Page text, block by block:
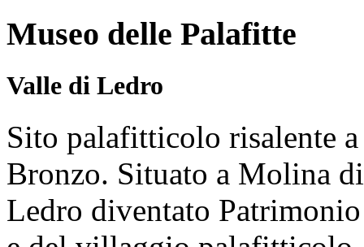
Museo delle Palafitte
Valle di Ledro
Sito palafitticolo risalente
Bronzo. Situato a Molina
Ledro diventato